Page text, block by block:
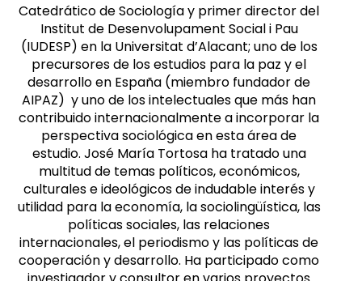
Catedrático de Sociología y primer director del
Institut de Desenvolupament Social i Pau
(IUDESP) en la Universitat d’Alacant; uno de los
precursores de los estudios para la paz y el
desarrollo en España (miembro fundador de
AIPAZ) y uno de los intelectuales que más han
contribuido internacionalmente a incorporar la
perspectiva sociológica en esta área de
estudio. José María Tortosa ha tratado una
multitud de temas políticos, económicos,
culturales e ideológicos de indudable interés y
utilidad para la economía, la sociolingüística, las
políticas sociales, las relaciones
internacionales, el periodismo y las políticas de
cooperación y desarrollo. Ha participado como